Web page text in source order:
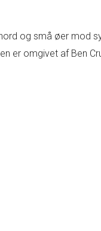
og små øer mod
er omgivet af Ben